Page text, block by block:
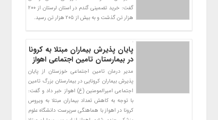
گفت: خرید تضمینی گندم در استان لرستان از 200
هزار تن گذشت و به بیش از 205 هزار تن رسید.
پایان پذیرش بیماران مبتلا به کرونا
در بیمارستان تامین اجتماعی اهواز
مدیر درمان تامین اجتماعی خوزستان از پایان
پذیرش بیماران کرونایی در بیمارستان بزرگ تامین
اجتماعی امیرالمومنین (ع) اهواز خبر داد و گفت:
با توجه به کاهش تعداد بیماران مبتلا به ویروس
کرونا در اهواز با هماهنگی سرپرست دانشگاه علوم